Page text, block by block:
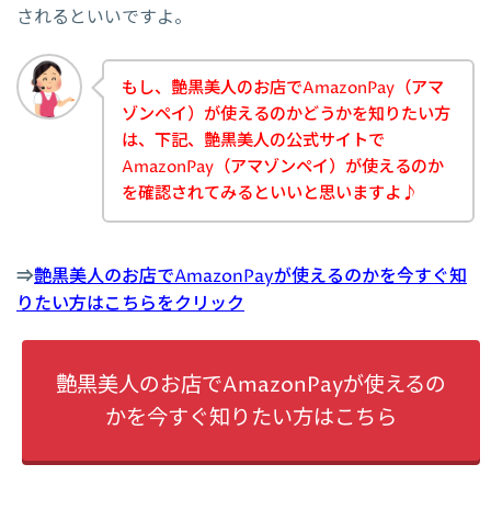
されるといいですよ。
もし、艶黒美人のお店でAmazonPay（アマ
ゾンペイ）が使えるのかどうかを知りたい方
は、下記、艶黒美人の公式サイトで
AmazonPay（アマゾンペイ）が使えるのか
を確認されてみるといいと思いますよ♪
⇒艶黒美人のお店でAmazonPayが使えるのかを今すぐ知
りたい方はこちらをクリック
艶黒美人のお店でAmazonPayが使えるの
かを今すぐ知りたい方はこちら